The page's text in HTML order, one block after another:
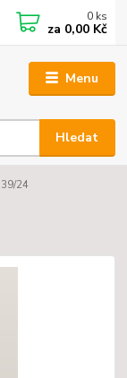
Menu
Hledat
0 ks
za 0,00 Kč
24